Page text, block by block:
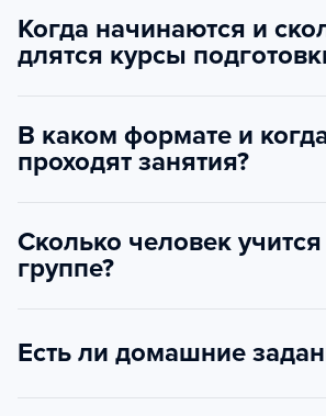
Когда начинаются и
длятся курсы
В каком формате и
проходят занятия?
Сколько человек
группе?
Есть ли домашние